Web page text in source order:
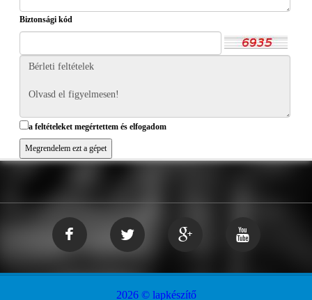
Biztonsági kód
a feltételeket megértettem és elfogadom
2026 © lapkészítő